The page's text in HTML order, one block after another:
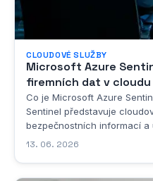
CLOUDOVÉ SLUŽBY
Microsoft Azure
firemních dat v cloudu
Co je Microsoft Azure
Sentinel představuje
bezpečnostních informací
vyvinul jako součást své
13. 06. 2026